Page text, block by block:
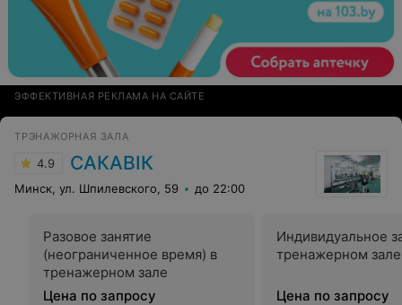
ЭФФЕКТИВНАЯ РЕКЛАМА НА САЙТЕ
ТРЭНАЖОРНАЯ ЗАЛА
4.9 САКАВІК
Минск, ул. Шпилевского, 59 до 22:00
Разовое занятие
(неограниченное время) в
тренажерном зале
Цена по запросу
Индивидуальное
тренажерном зале
Цена по запросу